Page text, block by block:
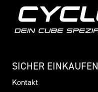
SICHER EINKAUFEN
Kontakt